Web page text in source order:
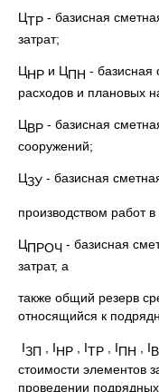
ЦТР - базисная
затрат;
ЦНР и ЦПН - базисная
расходов и плановых
ЦВР - базисная
сооружений;
ЦЗУ - базисная
производством работ
ЦПРОЧ - базисная
затрат, а
также общий резерв
относящийся к
IЗП , IНР , IТР , IПН , I
стоимости элементов
проведении подрядных